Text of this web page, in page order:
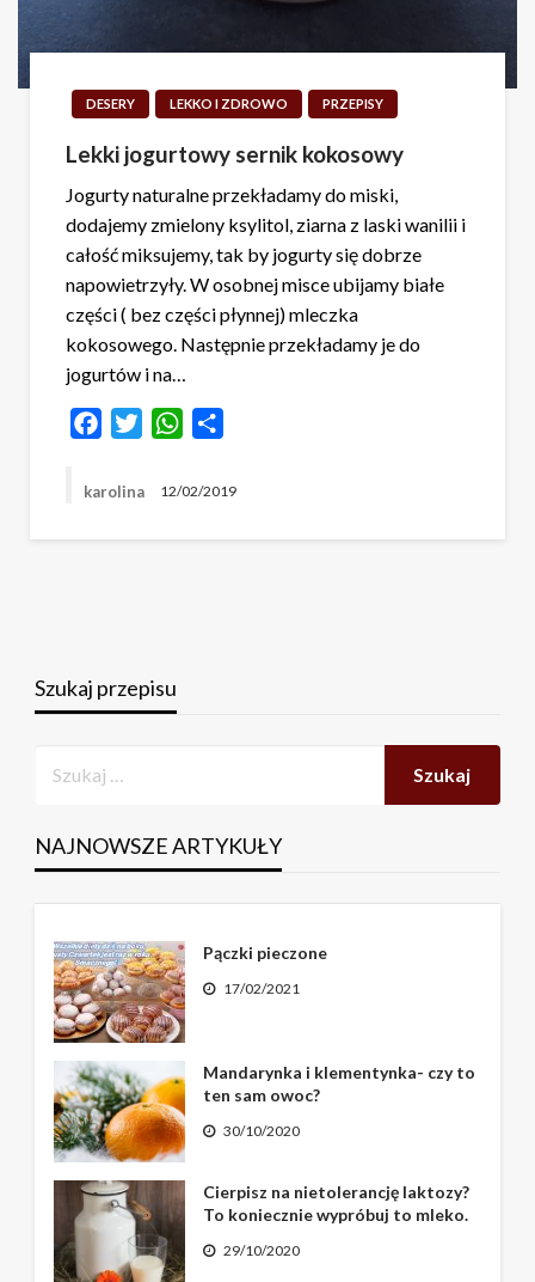
DESERY LEKKO I ZDROWO PRZEPISY
Lekki jogurtowy sernik kokosowy
Jogurty naturalne przekładamy do miski,
dodajemy zmielony ksylitol, ziarna z laski wanilii i
całość miksujemy, tak by jogurty się dobrze
napowietrzyły. W osobnej misce ubijamy białe
części ( bez części płynnej) mleczka
kokosowego. Następnie przekładamy je do
jogurtów i na…
FacebookTwitterWhatsApp
karolina 12/02/2019
Szukaj przepisu
NAJNOWSZE ARTYKUŁY
Pączki pieczone
17/02/2021
Mandarynka i klementynka- czy to
ten sam owoc?
30/10/2020
Cierpisz na nietolerancję laktozy?
To koniecznie wypróbuj to mleko.
29/10/2020